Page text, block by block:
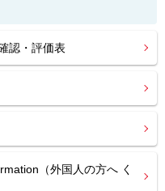
認・評価表
（外国人の方へ く